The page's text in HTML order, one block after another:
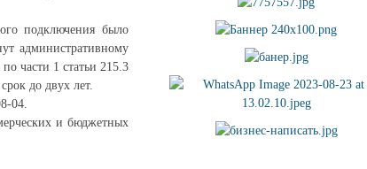
подключения было
административному
части 1 статьи 215.3
до двух лет.
04.
и бюджетных